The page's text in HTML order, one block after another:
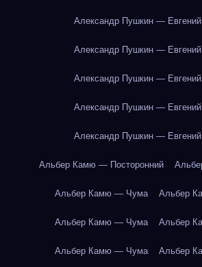
Александр Пушкин — Евгений
Александр Пушкин — Евгений
Александр Пушкин — Евгений
Александр Пушкин — Евгений
Александр Пушкин — Евгений
Альбер Камю — Посторонний
Альбер Камю — Чума Альбер
Альбер Камю — Чума Альбер
Альбер Камю — Чума Альбер